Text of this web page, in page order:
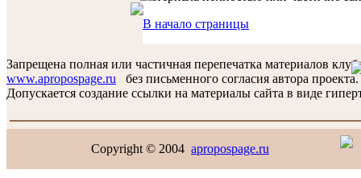
В начало страницы
Запрещена полная или частичная перепечатка материалов
www.apropospage.ru без письменного согласия автора проекта.
Допускается создание ссылки на материалы сайта в виде
Copyright © 2004 apropospage.ru